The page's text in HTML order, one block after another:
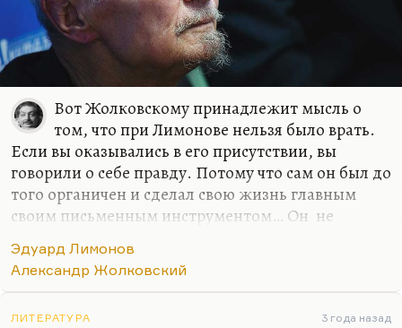
Вот Жолковскому принадлежит мысль о
том, что при Лимонове нельзя было врать.
Если вы оказывались в его присутствии, вы
говорили о себе правду. Потому что сам он был до
того органичен и сделал свою жизнь главным
своим письменным инструментом… Он не
доску, как грифель. Лимонов настолько честен,
что рядом с ним не получается лгать. Поэтому
Эдуард Лимонов
Александр Жолковский
ЛИТЕРАТУРА 3 года назад